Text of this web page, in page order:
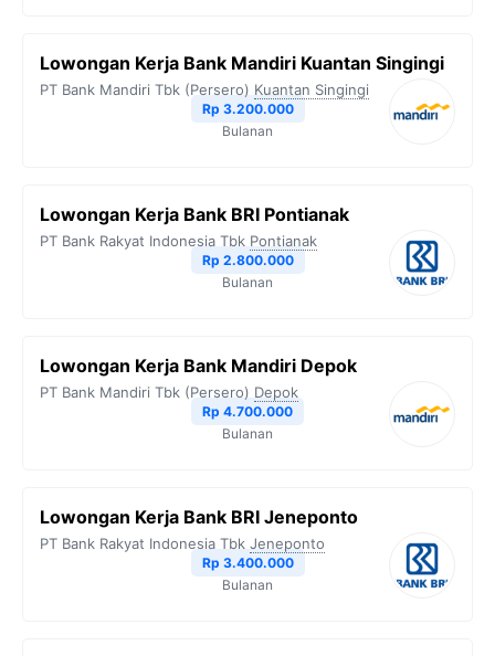
Lowongan Kerja Bank Mandiri Kuantan Singingi
PT Bank Mandiri Tbk (Persero) Kuantan Singingi
Rp 3.200.000
Bulanan
Lowongan Kerja Bank BRI Pontianak
PT Bank Rakyat Indonesia Tbk Pontianak
Rp 2.800.000
Bulanan
Lowongan Kerja Bank Mandiri Depok
PT Bank Mandiri Tbk (Persero) Depok
Rp 4.700.000
Bulanan
Lowongan Kerja Bank BRI Jeneponto
PT Bank Rakyat Indonesia Tbk Jeneponto
Rp 3.400.000
Bulanan